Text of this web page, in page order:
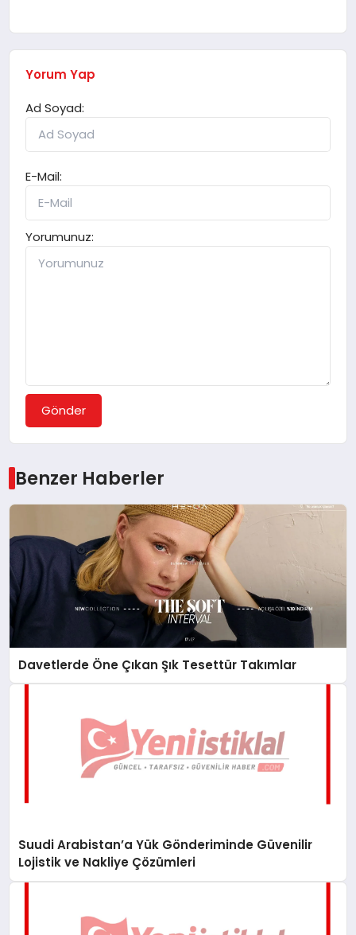
Yorum Yap
Ad Soyad:
E-Mail:
Yorumunuz:
Gönder
Benzer Haberler
Davetlerde Öne Çıkan Şık Tesettür Takımlar
Suudi Arabistan’a Yük Gönderiminde Güvenilir
Lojistik ve Nakliye Çözümleri